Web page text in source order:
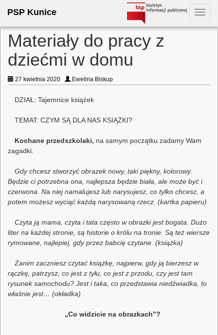
PSP Kunice
Materiały do pracy z
dziećmi w domu
27 kwietnia 2020 Ewelina Biskup
DZIAŁ: Tajemnice książek
TEMAT: CZYM SĄ DLA NAS KSIĄŻKI?
Kochane przedszkolaki, na samym początku zadamy Wam
zagadki.
Gdy chcesz stworzyć obrazek nowy, taki piękny, kolorowy.
Będzie ci potrzebna ona, najlepsza będzie biała, ale może być i
czerwona. Na niej namalujesz lub narysujesz, co tylko chcesz, a
potem możesz wyciąć każdą narysowaną rzecz. (kartka papieru)
Czyta ją mama, czyta i tata często w obrazki jest bogata. Dużo
liter na każdej stronie, są historie o królu na tronie. Są też wiersze
rymowane, najlepiej, gdy przez babcię czytane. (książka)
Zanim zaczniesz czytać książkę, najpierw, gdy ją bierzesz w
rączkę, patrzysz, co jest z tyłu, co jest z przodu, czy jest tam
rysunek samochodu? Jest i taka, co przedstawia niedźwiadka, to
właśnie jest… (okładka)
„Co widzicie na obrazkach”?